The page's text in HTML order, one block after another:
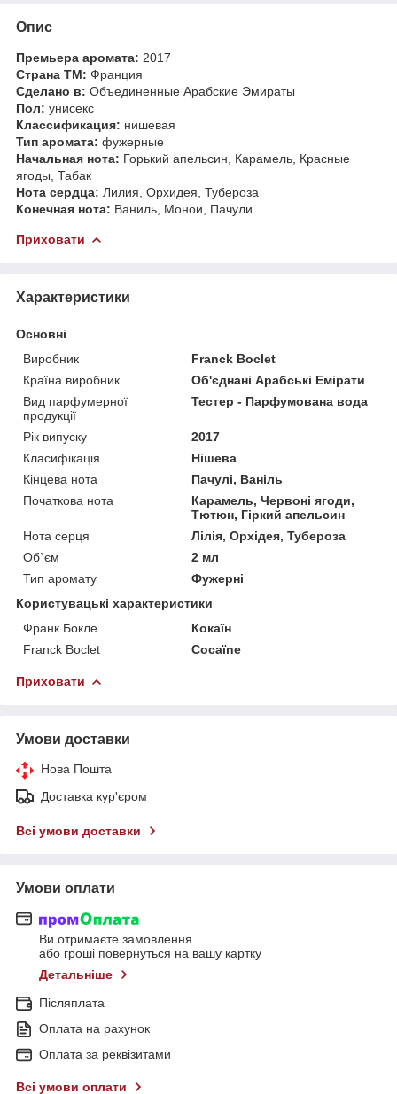
Опис
Премьера аромата: 2017
Страна ТМ: Франция
Сделано в: Объединенные Арабские Эмираты
Пол: унисекс
Классификация: нишевая
Тип аромата: фужерные
Начальная нота: Горький апельсин, Карамель, Красные
ягоды, Табак
Нота сердца: Лилия, Орхидея, Тубероза
Конечная нота: Ваниль, Монои, Пачули
Приховати
Характеристики
Основні
Виробник
Franck Boclet
Країна виробник
Об'єднані Арабські Емірати
Вид парфумерної
продукції
Тестер - Парфумована вода
Рік випуску
2017
Класифікація
Нішева
Кінцева нота
Пачулі, Ваніль
Початкова нота
Карамель, Червоні ягоди,
Тютюн, Гіркий апельсин
Нота серця
Лілія, Орхідея, Тубероза
Об`єм
2 мл
Тип аромату
Фужерні
Користувацькі характеристики
Франк Бокле
Кокаїн
Franck Boclet
Cocaїne
Приховати
Умови доставки
Нова Пошта
Доставка кур'єром
Всі умови доставки
Умови оплати
Ви отримаєте замовлення
або гроші повернуться на вашу картку
Детальніше
Післяплата
Оплата на рахунок
Оплата за реквізитами
Всі умови оплати